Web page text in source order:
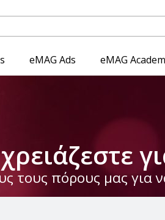
eMAG Ads eMAG
τους πόρους μας για